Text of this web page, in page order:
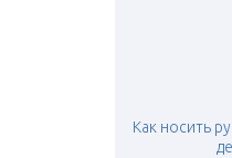
Как носить